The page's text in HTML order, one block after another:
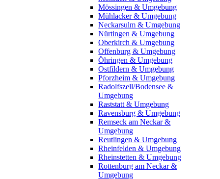
Mössingen & Umgebung
Mühlacker & Umgebung
Neckarsulm & Umgebung
Nürtingen & Umgebung
Oberkirch & Umgebung
Offenburg & Umgebung
Öhringen & Umgebung
Ostfildern & Umgebung
Pforzheim & Umgebung
Radolfszell/Bodensee &
Umgebung
Raststatt & Umgebung
Ravensburg & Umgebung
Remseck am Neckar &
Umgebung
Reutlingen & Umgebung
Rheinfelden & Umgebung
Rheinstetten & Umgebung
Rottenburg am Neckar &
Umgebung